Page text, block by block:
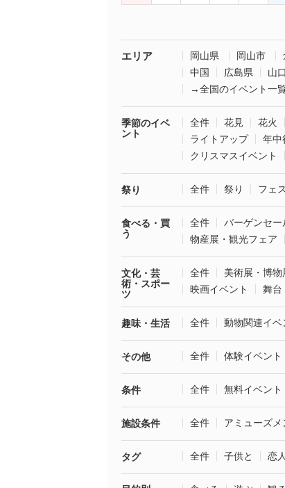
エリア 岡山県 岡山市
中国
広島県 山
→全国のイベント一
季節のイベ
ント
全件 花見 花火
ライトアップ
年中
クリスマスイベント
祭り 全件 祭り フェ
食べる・買
う
全件 バーゲンセー
物産展・観光フェア
文化・芸
術・スポー
ツ
全件 美術展・博物
映画イベント
舞台
趣味・生活 全件 動物関連イベ
その他 全件 体験イベント
条件 全件 無料イベント
施設条件 全件 アミューズメ
タグ 全件 子供と 恋